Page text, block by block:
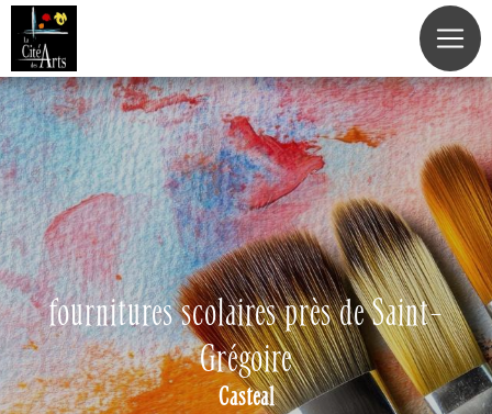
fournitures scolaires près de Saint-
Grégoire
Casteal
Panneau de gestion des cookies